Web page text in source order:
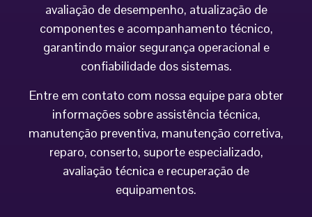
avaliação de desempenho, atualização de
componentes e acompanhamento técnico,
garantindo maior segurança operacional e
confiabilidade dos sistemas.
Entre em contato com nossa equipe para obter
informações sobre assistência técnica,
manutenção preventiva, manutenção corretiva,
reparo, conserto, suporte especializado,
avaliação técnica e recuperação de
equipamentos.